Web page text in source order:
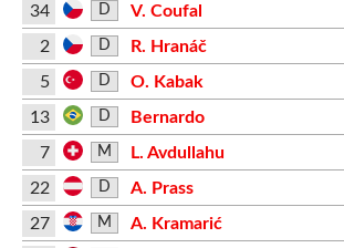
34
D
V. Coufal
2
D
R. Hranáč
5
D
O. Kabak
13
D
Bernardo
7
M L. Avdullahu
22 D A. Prass
27 M
A. Kramarić